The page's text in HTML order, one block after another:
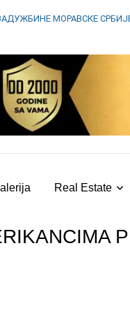
МОРАВСКЕ
Real Estate